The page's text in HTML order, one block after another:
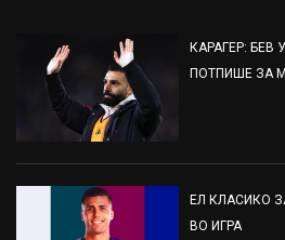
КАРАГЕР: БЕВ
ПОТПИШЕ ЗА
ЕЛ КЛАСИКО
ВО ИГРА